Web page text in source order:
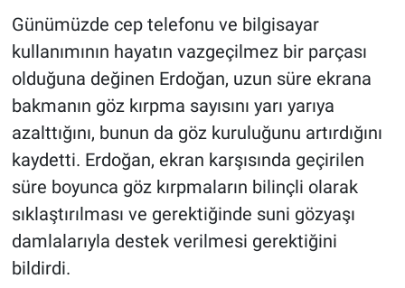
Günümüzde cep telefonu ve bilgisayar
kullanımının hayatın vazgeçilmez bir parçası
olduğuna değinen Erdoğan, uzun süre ekrana
bakmanın göz kırpma sayısını yarı yarıya
azalttığını, bunun da göz kuruluğunu artırdığını
kaydetti. Erdoğan, ekran karşısında geçirilen
süre boyunca göz kırpmaların bilinçli olarak
sıklaştırılması ve gerektiğinde suni gözyaşı
damlalarıyla destek verilmesi gerektiğini
bildirdi.